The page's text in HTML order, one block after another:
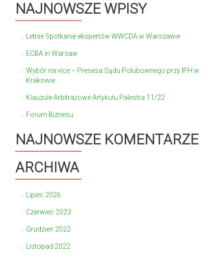
NAJNOWSZE WPISY
Letnie Spotkanie ekspertów WWCDA w Warszawie
ECBA in Warsaw
Wybór na vice – Presesa Sądu Polubownego przy IPH w
Krakowie
Klauzule Arbitrażowe Artykułu Palestra 11/22
Forum Biznesu
NAJNOWSZE KOMENTARZE
ARCHIWA
Lipiec 2026
Czerwiec 2023
Grudzień 2022
Listopad 2022